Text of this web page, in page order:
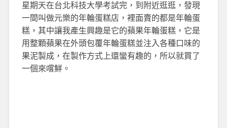
星期天在台北科技大學考試完，到附近逛逛，發現
一間叫做元樂的年輪蛋糕店，裡面賣的都是年輪蛋
糕，其中讓我產生興趣是它的蘋果年輪蛋糕，它是
用整顆蘋果在外頭包覆年輪蛋糕並注入各種口味的
果泥製成，在製作方式上還蠻有趣的，所以就買了
一個來嚐鮮。